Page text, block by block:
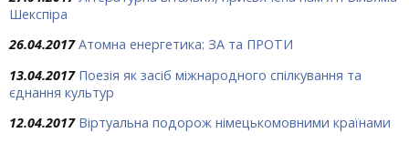
Шекспіра
26.04.2017 Атомна енергетика: ЗА та ПРОТИ
13.04.2017 Поезія як засіб міжнародного спілкування та
єднання культур
12.04.2017 Віртуальна подорож німецькомовними країнами